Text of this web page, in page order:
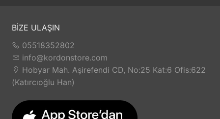
BİZE ULAŞIN
05518352802
info@kordonstore.com
Hobyar Mah. Aşirefendi CD, No:25 Kat:6 Ofis:622
(Katırcıoğlu Han)